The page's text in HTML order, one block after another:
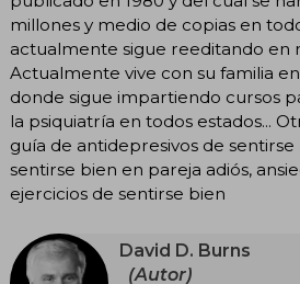
millones y medio de copias en
actualmente sigue reeditando en
Actualmente vive con su familia
donde sigue impartiendo cursos
la psiquiatría en todos estados...
guía de antidepresivos de
sentirse bien en pareja adiós,
ejercicios de sentirse bien
David D. Burns
(Autor)